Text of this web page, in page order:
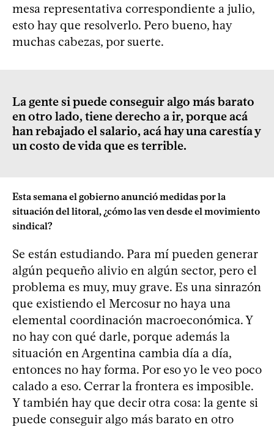
mesa representativa correspondiente a julio,
esto hay que resolverlo. Pero bueno, hay
muchas cabezas, por suerte.
La gente si puede conseguir algo más barato
en otro lado, tiene derecho a ir, porque acá
han rebajado el salario, acá hay una carestía y
un costo de vida que es terrible.
Esta semana el gobierno anunció medidas por la
situación del litoral, ¿cómo las ven desde el movimiento
sindical?
Se están estudiando. Para mí pueden generar
algún pequeño alivio en algún sector, pero el
problema es muy, muy grave. Es una sinrazón
que existiendo el Mercosur no haya una
elemental coordinación macroeconómica. Y
no hay con qué darle, porque además la
situación en Argentina cambia día a día,
entonces no hay forma. Por eso yo le veo poco
calado a eso. Cerrar la frontera es imposible.
Y también hay que decir otra cosa: la gente si
puede conseguir algo más barato en otro